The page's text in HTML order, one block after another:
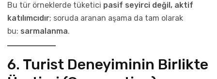
Bu tür örneklerde tüketici pasif seyirci değil, aktif
katılımcıdır; soruda aranan aşama da tam olarak
bu: sarmalanma.
6. Turist Deneyiminin Birlikte